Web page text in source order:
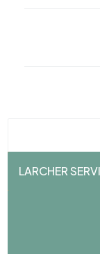
LARCHER